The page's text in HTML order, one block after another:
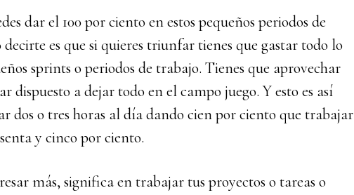
dar el 100 por ciento en estos pequeños periodos de
es que si quieres triunfar tienes que gastar todo lo
sprints o periodos de trabajo. Tienes que aprovechar
dispuesto a dejar todo en el campo juego. Y esto es así
dos o tres horas al día dando cien por ciento que trabajar
y cinco por ciento.
más, significa en trabajar tus proyectos o tareas o